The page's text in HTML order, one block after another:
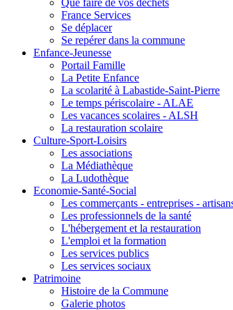
Que faire de vos déchets
France Services
Se déplacer
Se repérer dans la commune
Enfance-Jeunesse
Portail Famille
La Petite Enfance
La scolarité à Labastide-Saint-Pierre
Le temps périscolaire - ALAE
Les vacances scolaires - ALSH
La restauration scolaire
Culture-Sport-Loisirs
Les associations
La Médiathèque
La Ludothèque
Economie-Santé-Social
Les commerçants - entreprises -
Les professionnels de la santé
L'hébergement et la restauration
L'emploi et la formation
Les services publics
Les services sociaux
Patrimoine
Histoire de la Commune
Galerie photos